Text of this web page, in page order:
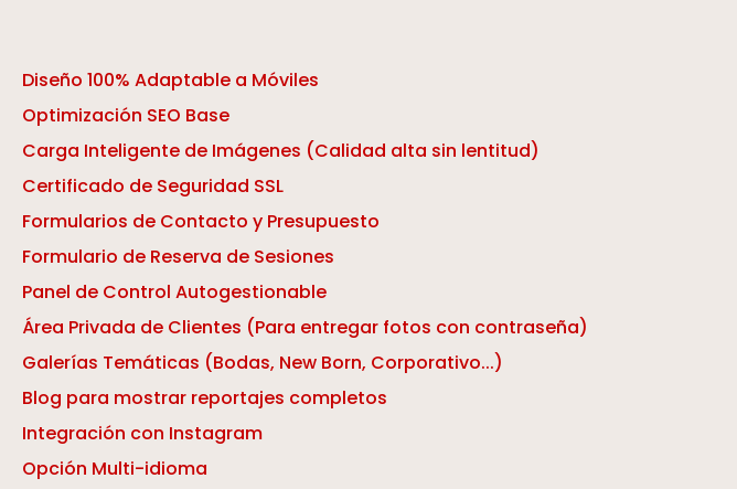
Diseño 100% Adaptable a Móviles
Optimización SEO Base
Carga Inteligente de Imágenes (Calidad alta sin lentitud)
Certificado de Seguridad SSL
Formularios de Contacto y Presupuesto
Formulario de Reserva de Sesiones
Panel de Control Autogestionable
Área Privada de Clientes (Para entregar fotos con contraseña)
Galerías Temáticas (Bodas, New Born, Corporativo...)
Blog para mostrar reportajes completos
Integración con Instagram
Opción Multi-idioma